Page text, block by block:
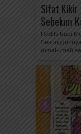
Sifat Kikir
Sebelum
Hadits Nabi
(umat-umat)